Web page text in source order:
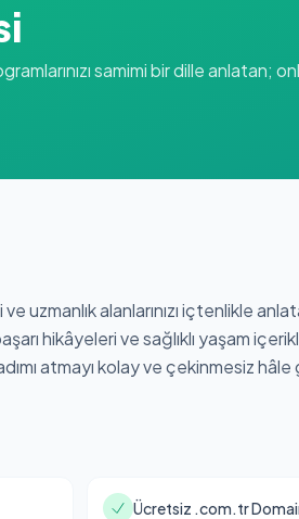
samimi bir dille anlatan;
uzmanlık alanlarınızı içtenlikle
hikâyeleri ve sağlıklı yaşam
atmayı kolay ve çekinmesiz hâle
Ücretsiz .com.tr